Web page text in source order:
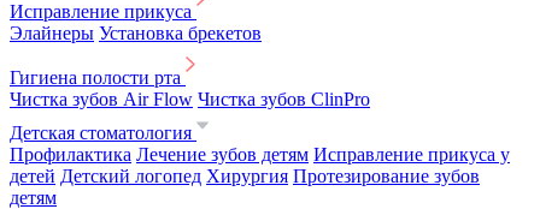
Исправление прикуса
Элайнеры Установка брекетов
Гигиена полости рта
Чистка зубов Air Flow Чистка зубов ClinPro
Детская стоматология
Профилактика Лечение зубов детям Исправление прикуса у
детей Детский логопед Хирургия Протезирование зубов
детям